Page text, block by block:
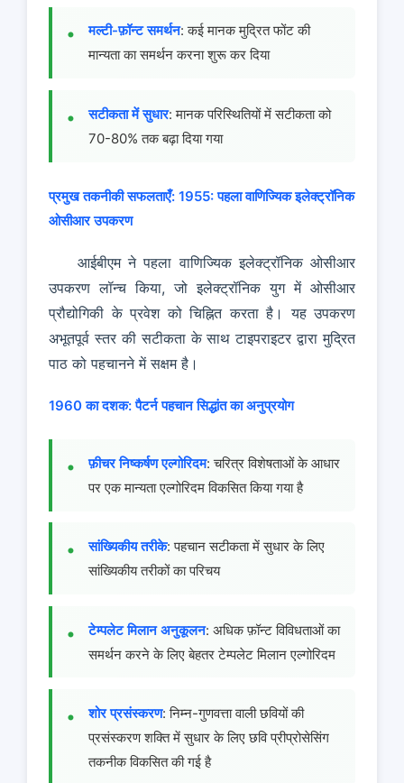
मल्टी-फ़ॉन्ट समर्थन: कई मानक मुद्रित फोंट की
मान्यता का समर्थन करना शुरू कर दिया
सटीकता में सुधार: मानक परिस्थितियों में सटीकता को
70-80% तक बढ़ा दिया गया
प्रमुख तकनीकी सफलताएँ: 1955: पहला वाणिज्यिक इलेक्ट्रॉनिक
ओसीआर उपकरण
आईबीएम ने पहला वाणिज्यिक इलेक्ट्रॉनिक ओसीआर
उपकरण लॉन्च किया, जो इलेक्ट्रॉनिक युग में ओसीआर
प्रौद्योगिकी के प्रवेश को चिह्नित करता है। यह उपकरण
अभूतपूर्व स्तर की सटीकता के साथ टाइपराइटर द्वारा मुद्रित
पाठ को पहचानने में सक्षम है।
1960 का दशक: पैटर्न पहचान सिद्धांत का अनुप्रयोग
फ़ीचर निष्कर्षण एल्गोरिदम: चरित्र विशेषताओं के आधार
पर एक मान्यता एल्गोरिदम विकसित किया गया है
सांख्यिकीय तरीके: पहचान सटीकता में सुधार के लिए
सांख्यिकीय तरीकों का परिचय
टेम्पलेट मिलान अनुकूलन: अधिक फ़ॉन्ट विविधताओं का
समर्थन करने के लिए बेहतर टेम्पलेट मिलान एल्गोरिदम
शोर प्रसंस्करण: निम्न-गुणवत्ता वाली छवियों की
प्रसंस्करण शक्ति में सुधार के लिए छवि प्रीप्रोसेसिंग
तकनीक विकसित की गई है